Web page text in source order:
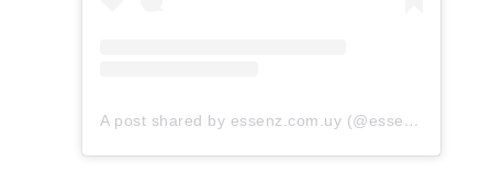
A post shared by essenz.com.uy (@essenz.com.uy)